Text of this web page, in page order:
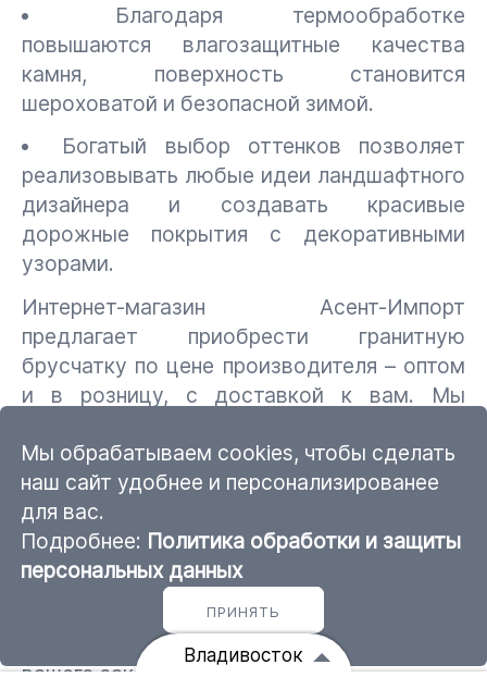
Благодаря термообработке
повышаются влагозащитные качества
камня, поверхность становится
шероховатой и безопасной зимой.
Богатый выбор оттенков позволяет
реализовывать любые идеи ландшафтного
дизайнера и создавать красивые
дорожные покрытия с декоративными
узорами.
Интернет-магазин Асент-Импорт
предлагает приобрести гранитную
брусчатку по цене производителя – оптом
и в розницу, с доставкой к вам. Мы
Индии, Украины, России и Китая.
Предлагаем цены ниже, чем на рынке
стройматериалов и делаем хорошие
скидки на оптовые партии.
Оставьте заявку на сайте или по телефону,
и мы бесплатно рассчитаем необходимое
количество брусчатки и общую стоимость
Владивосток
Мы обрабатываем cookies, чтобы сделать
наш сайт удобнее и персонализированее
для вас.
Подробнее: Политика обработки и защиты
персональных данных
ПРИНЯТЬ